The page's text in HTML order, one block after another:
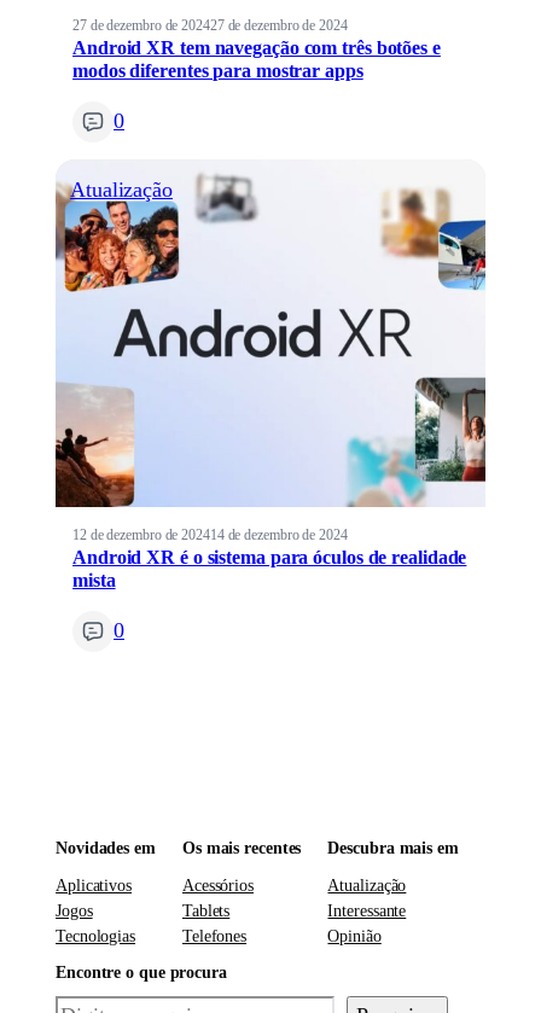
27 de dezembro de 202427 de dezembro de 2024
Android XR tem navegação com três botões e
modos diferentes para mostrar apps
0
Atualização
12 de dezembro de 202414 de dezembro de 2024
Android XR é o sistema para óculos de realidade
mista
0
Novidades em
Aplicativos
Jogos
Tecnologias
Os mais recentes
Acessórios
Tablets
Telefones
Descubra mais em
Atualização
Interessante
Opinião
Encontre o que procura